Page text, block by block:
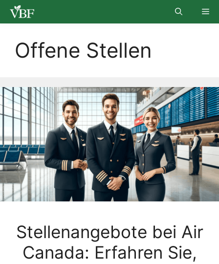
Skip
Offene Stellen
Stellenangebote bei Air
Canada: Erfahren Sie,